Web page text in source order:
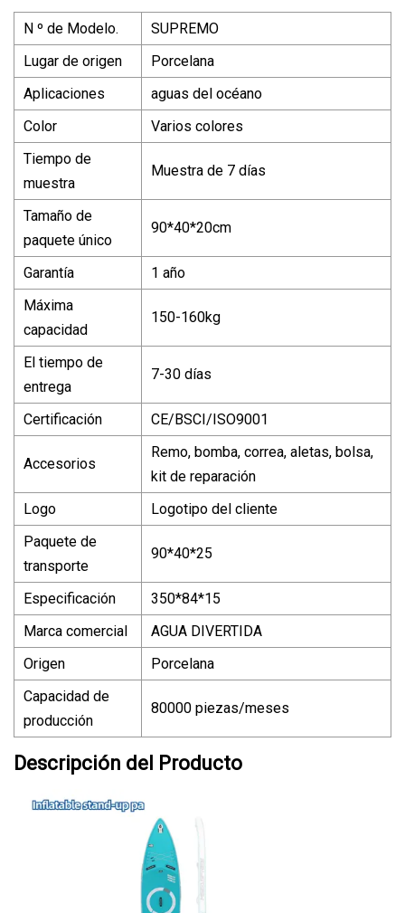
N º de Modelo.
SUPREMO
Lugar de origen
Porcelana
Aplicaciones
aguas del océano
Color
Varios colores
Tiempo de
muestra
Muestra de 7 días
Tamaño de
paquete único
90*40*20cm
Garantía
1 año
Máxima
capacidad
150-160kg
El tiempo de
entrega
7-30 días
Certificación CE/BSCI/ISO9001
Accesorios
Remo, bomba, correa, aletas, bolsa,
kit de reparación
Logo
Logotipo del cliente
Paquete de
transporte
90*40*25
Especificación
350*84*15
Marca comercial
AGUA DIVERTIDA
Origen
Porcelana
Capacidad de
producción
80000 piezas/meses
Descripción del Producto